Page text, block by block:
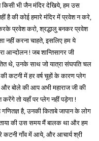
भी जैन मंदिर देखिये, हम उस
है की कोई हमारे मंदिर में प्रवेश न करे,
प्रवेश करो, श्रद्धालु बनकर प्रवेश
नहीं करना चाहते, इसलिए हम ये
आन्दोलन ! जब शान्तिसागर जी
थे, उनके साथ जो यात्रा संघपति चल
कटनी में हर वर्ष चूहों के कारण प्लेग
बोले की आप अभी महाराज जी की
तो यहाँ पर प्लेग नहीं पड़ेगा !
है, उनकी किताबे जापान के लोग
की उस समय मैं बालक था और हम
कटनी गाँव में आये, और आचार्य श्री